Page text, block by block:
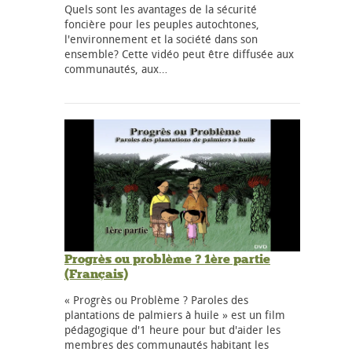
Quels sont les avantages de la sécurité
foncière pour les peuples autochtones,
l'environnement et la société dans son
ensemble? Cette vidéo peut être diffusée aux
communautés, aux…
Progrès ou problème ? 1ère partie
(Français)
« Progrès ou Problème ? Paroles des
plantations de palmiers à huile » est un film
pédagogique d'1 heure pour but d'aider les
membres des communautés habitant les